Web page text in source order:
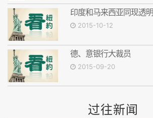
印度和马来西亚同现透
2015-10-12
德、意银行大裁员
2015-09-20
过往新闻